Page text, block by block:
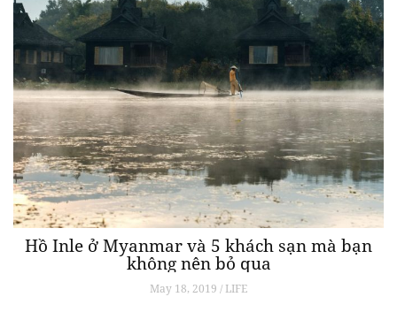
Hồ Inle ở Myanmar và 5 khách sạn mà bạn
không nên bỏ qua
May 18, 2019 / LIFE